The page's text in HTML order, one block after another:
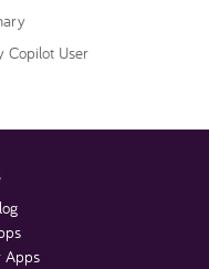
Copilot User
Apps